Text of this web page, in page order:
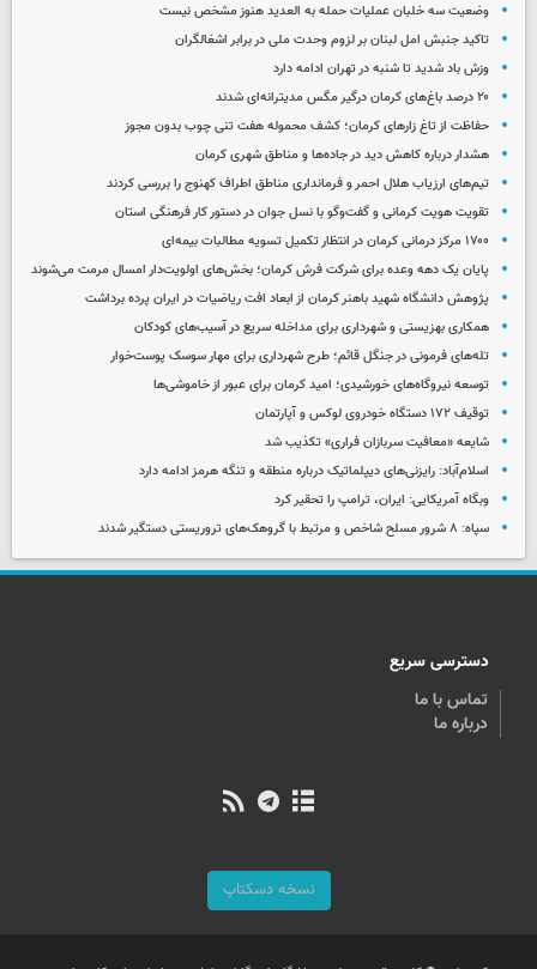
وضعیت سه خلبان عملیات حمله به العدید هنوز مشخص نیست
تاکید جنبش امل لبنان بر لزوم وحدت ملی در برابر اشغالگران
وزش باد شدید تا شنبه در تهران ادامه دارد
۲۰ درصد باغ‌های کرمان درگیر مگس مدیترانه‌ای شدند
حفاظت از تاغ زارهای کرمان؛ کشف محموله هفت تنی چوب بدون مجوز
هشدار درباره کاهش دید در جاده‌ها و مناطق شهری کرمان
تیم‌های ارزیاب هلال احمر و فرمانداری مناطق اطراف کهنوج را بررسی کردند
تقویت هویت کرمانی و گفت‌وگو با نسل جوان در دستور کار فرهنگی استان
۱۷۰۰ مرکز درمانی کرمان در انتظار تکمیل تسویه مطالبات بیمه‌ای
پایان یک دهه وعده برای شرکت فرش کرمان؛ بخش‌های اولویت‌دار امسال مرمت می‌شوند
پژوهش دانشگاه شهید باهنر کرمان از ابعاد افت ریاضیات در ایران پرده برداشت
همکاری بهزیستی و شهرداری برای مداخله سریع در آسیب‌های کودکان
تله‌های فرمونی در جنگل قائم؛ طرح شهرداری برای مهار سوسک پوست‌خوار
توسعه نیروگاه‌های خورشیدی؛ امید کرمان برای عبور از خاموشی‌ها
توقیف ۱۷۲ دستگاه خودروی لوکس و آپارتمان
شایعه «معافیت سربازان فراری» تکذیب شد
اسلام‌آباد: رایزنی‌های دیپلماتیک درباره منطقه و تنگه هرمز ادامه دارد
وبگاه آمریکایی: ایران، ترامپ را تحقیر کرد
سپاه: ۸ شرور مسلح شاخص و مرتبط با گروهک‌های تروریستی دستگیر شدند
دسترسی سریع
تماس با ما
درباره ما
نسخه دسکتاپ